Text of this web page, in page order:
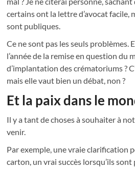
certains ont la lettre d’avocat facile,
sont publiques.
Ce ne sont pas les seuls problèmes.
l’année de la remise en question du
d’implantation des crématoriums ?
mais elle vaut bien un débat, non ?
Et la paix dans le
Il y a tant de choses à souhaiter à
venir.
Par exemple, une vraie clarification
carton, un vrai succès lorsqu’ils